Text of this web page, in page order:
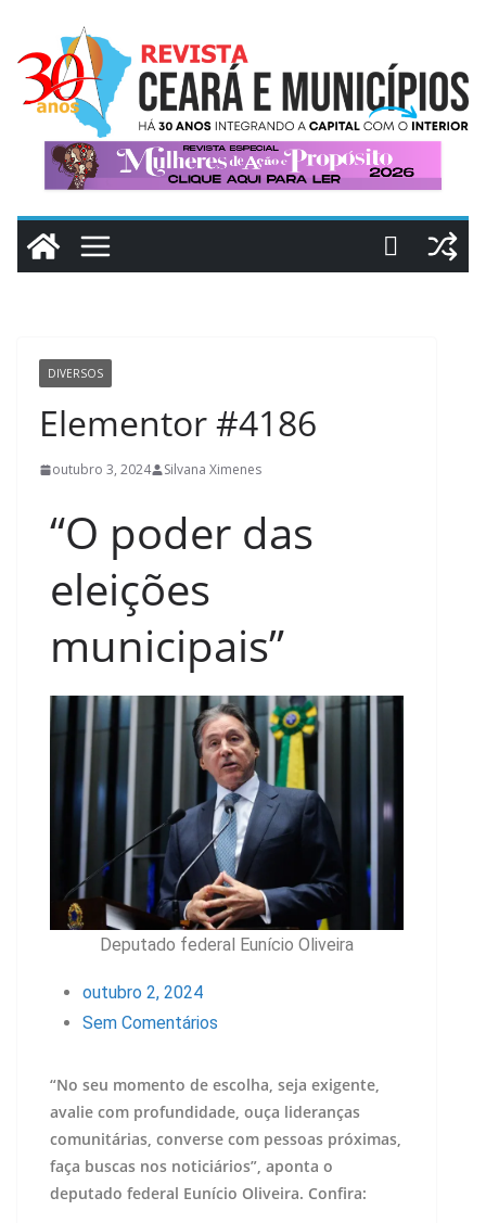
DIVERSOS
Elementor #4186
outubro 3, 2024 Silvana Ximenes
“O poder das
eleições
municipais”
Deputado federal Eunício Oliveira
outubro 2, 2024
Sem Comentários
“No seu momento de escolha, seja exigente,
avalie com profundidade, ouça lideranças
comunitárias, converse com pessoas próximas,
faça buscas nos noticiários”, aponta o
deputado federal Eunício Oliveira. Confira: